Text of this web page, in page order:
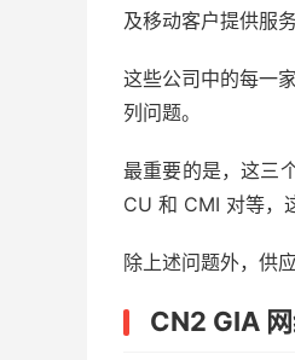
及移动客户提供服务
这些公司中的每一
列问题。
最重要的是，这三
CU 和 CMI 对等，
除上述问题外，供
CN2 GIA